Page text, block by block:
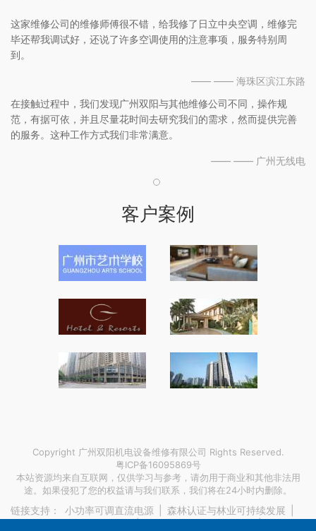
这家维修公司的维修师傅很不错，给我修了日立中央空调，维修完
毕还帮我调试好，还说了许多空调使用的注意事项，服务特别周
到。
—— —— 海珠区滨江东路
在接触过程中，我们发现广州双阳与其他维修公司不同，操作规
范，有据可依，并且尽量花时间去研究我们的需求，然而提供完善
的服务。这种工作方式我们非常满意。
—— —— 广州无线电
客户案例
Copyright 广州双阳机电设备维修有限公司 Rights Reserved.
粤ICP备16095869号
本站资源均来自互联网，仅供学习与参考，请勿用于商业和其他非法用
途。如果侵犯了您的权益请与我们联系，我们将在24小时内删除。
链接支持： 小功率可调直流电源 森林认证与林业可持续发展